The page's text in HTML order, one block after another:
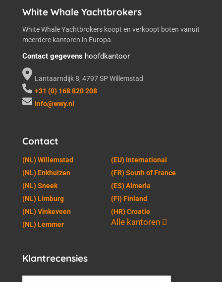
White Whale Yachtbrokers
White Whale Yachtbrokers koopt en verkoopt boten vanuit
meerdere kantoren in Europa.
Contact gegevens hoofdkantoor
Lantaarndijk 8, 4797 SP Willemstad
+31 (0) 168 820 208
info@wwy.nl
Contact
(NL) Willemstad
(NL) Enkhuizen
(NL) Sneek
(NL) Limburg
(NL) Vinkeveen
(NL) Lemmer
(EU) International
(FR) South of France
(ES) Almeria
(FI) Finland
(HR) Croatie
Alle kantoren
Klantrecensies